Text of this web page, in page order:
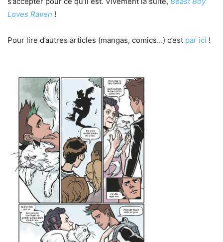
Loves Raven !
Pour lire d’autres articles (mangas, comics…) c’est par ici !